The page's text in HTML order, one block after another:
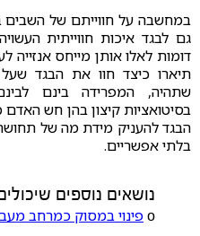
במחשבה על חווייתם של השבים
גם לבגד איכות חווייתית
דומות לאלו אותן מייחס אנזייה
תיארו כיצד חוו את הבגד
שתהיה, המפרידה בינם
בסיטואציות קיצון בהן חש
הבגד להעניק מידת מה של
בלתי אפשריים.
נושאים נוספים
οפינוי במסוק כמרחב